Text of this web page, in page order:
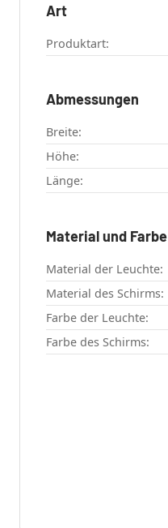
Art
Produktart:
Abmessungen
Breite:
Höhe:
Länge:
Material und Farbe
Material der Leuchte:
Material des Schirms:
Farbe der Leuchte:
Farbe des Schirms: